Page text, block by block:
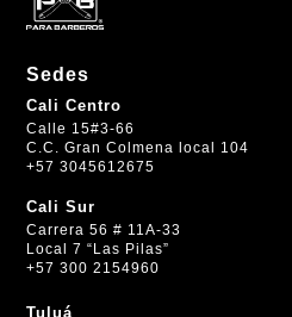
Sedes
Cali Centro
Calle 15#3-66
C.C. Gran Colmena local 104
+57 3045612675
Cali Sur
Carrera 56 # 11A-33
Local 7 “Las Pilas”
+57 300 2154960
Tuluá